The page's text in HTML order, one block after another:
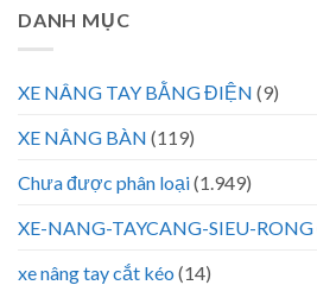
DANH MỤC
XE NÂNG TAY BẰNG ĐIỆN (9)
XE NÂNG BÀN (119)
Chưa được phân loại(1.949)
XE-NANG-TAYCANG-SIEU-RONG
xe nâng tay cắt kéo (14)